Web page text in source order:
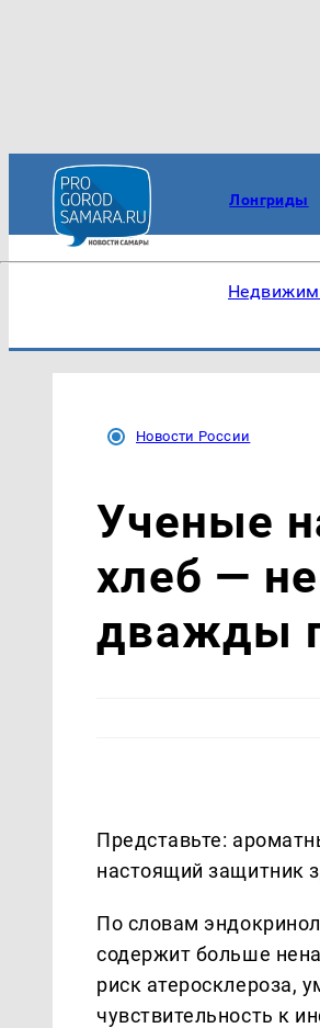
Лонгриды
Новости России
Ученые
хлеб —
дважды
Представьте:
настоящий защитник
По словам
содержит больше
риск атеросклероза,
чувствительность к